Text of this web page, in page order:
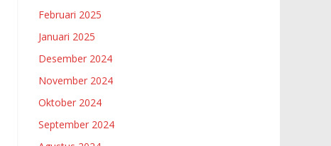
Februari 2025
Januari 2025
Desember 2024
November 2024
Oktober 2024
September 2024